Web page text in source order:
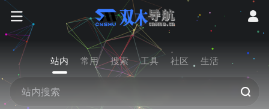
站内 常用 搜索 工具 社区 生活